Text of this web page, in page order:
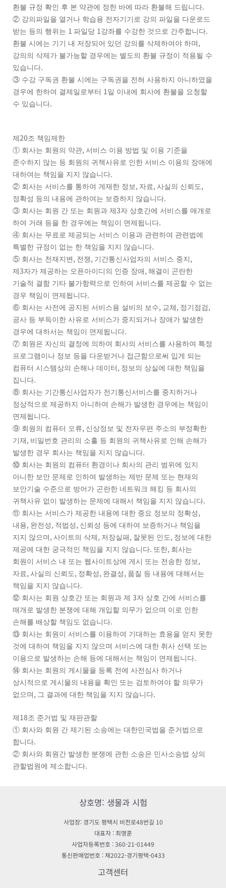
환불 규정 확인 후 본 약관에 정한 바에 따라 환불해 드립니다.
② 강의파일을 열거나 학습용 전자기기로 강의 파일을 다운로드
받는 등의 행위는 1 파일당 1 강좌를 수강한 것으로 간주합니다.
환불 시에는 기기 내 저장되어 있던 강의를 삭제하여야 하며 ,
강의의 삭제가 불가능할 경우에는 별도의 환불 규정이 적용될 수
있습니다.
③ 수강 구독권 환불 시에는 구독권을 전혀 사용하지 아니하였을
경우에 한하여 결제일로부터 1 일 이내에 회사에 환불을 요청할
수 있습니다.
제 20조 책임제한
① 회사는 회원의 약관, 서비스 이용 방법 및 이용 기준을
준수하지 않는 등 회원의 귀책사유로 인한 서비스 이용의 장애에
대하여는 책임을 지지 않습니다.
② 회사는 서비스를 통하여 게재한 정보 , 자료 , 사실의 신뢰도 ,
정확성 등의 내용에 관하여는 보증하지 않습니다.
③ 회사는 회원 간 또는 회원과 제 3자 상호간에 서비스를 매개로
하여 거래 등을 한 경우에는 책임이 면제됩니다.
④ 회사는 무료로 제공되는 서비스 이용과 관련하여 관련법에
특별한 규정이 없는 한 책임을 지지 않습니다.
⑤ 회사는 천재지변 , 전쟁 , 기간통신사업자의 서비스 중지 ,
제 3자가 제공하는 오픈아이디의 인증 장애 , 해결이 곤란한
기술적 결함 기타 불가항력으로 인하여 서비스를 제공할 수 없는
경우 책임이 면제됩니다.
⑥ 회사는 사전에 공지된 서비스용 설비의 보수, 교체 , 정기점검 ,
공사 등 부득이한 사유로 서비스가 중지되거나 장애가 발생한
경우에 대하서는 책임이 면제됩니다.
⑦ 회원은 자신의 결정에 의하여 회사의 서비스를 사용하여 특정
프로그램이나 정보 등을 다운받거나 접근함으로써 입게 되는
컴퓨터 시스템상의 손해나 데이터 , 정보의 상실에 대한 책임을
집니다.
⑧ 회사는 기간통신사업자가 전기통신서비스를 중지하거나
정상적으로 제공하지 아니하여 손해가 발생한 경우에는 책임이
면제됩니다.
⑨ 회원의 컴퓨터 오류, 신상정보 및 전자우편 주소의 부정확한
기재 , 비밀번호 관리의 소홀 등 회원의 귀책사유로 인해 손해가
발생한 경우 회사는 책임을 지지 않습니다.
⑩ 회사는 회원의 컴퓨터 환경이나 회사의 관리 범위에 있지
아니한 보안 문제로 인하여 발생하는 제반 문제 또는 현재의
보안기술 수준으로 방어가 곤란한 네트워크 해킹 등 회사의
귀책사유 없이 발생하는 문제에 대해서 책임을 지지 않습니다.
⑪ 회사는 서비스가 제공한 내용에 대한 중요 정보의 정확성 ,
내용, 완전성 , 적법성 , 신뢰성 등에 대하여 보증하거나 책임을
지지 않으며 , 사이트의 삭제 , 저장실패 , 잘못된 인도 , 정보에 대한
제공에 대한 궁극적인 책임을 지지 않습니다. 또한, 회사는
회원이 서비스 내 또는 웹사이트상에 게시 또는 전송한 정보 ,
자료 , 사실의 신뢰도 , 정확성 , 완결성 , 품질 등 내용에 대해서는
책임을 지지 않습니다.
⑫ 회사는 회원 상호간 또는 회원과 제 3자 상호 간에 서비스를
매개로 발생한 분쟁에 대해 개입할 의무가 없으며 이로 인한
손해를 배상할 책임도 없습니다.
⑬ 회사는 회원이 서비스를 이용하여 기대하는 효용을 얻지 못한
것에 대하여 책임을 지지 않으며 서비스에 대한 취사 선택 또는
이용으로 발생하는 손해 등에 대해서는 책임이 면제됩니다.
⑭ 회사는 회원의 게시물을 등록 전에 사전심사 하거나
상시적으로 게시물의 내용을 확인 또는 검토하여야 할 의무가
없으며 , 그 결과에 대한 책임을 지지 않습니다.
제 18조 준거법 및 재판관할
① 회사와 회원 간 제기된 소송에는 대한민국법을 준거법으로
합니다.
② 회사와 회원간 발생한 분쟁에 관한 소송은 민사소송법 상의
관할법원에 제소합니다.
상호명: 생물과 시험
사업장: 경기도 평택시 비전로48번길 10
대표자 : 최명훈
사업자등록번호 : 360-21-01449
통신판매업번호 : 제2022-경기평택-0433
고객센터